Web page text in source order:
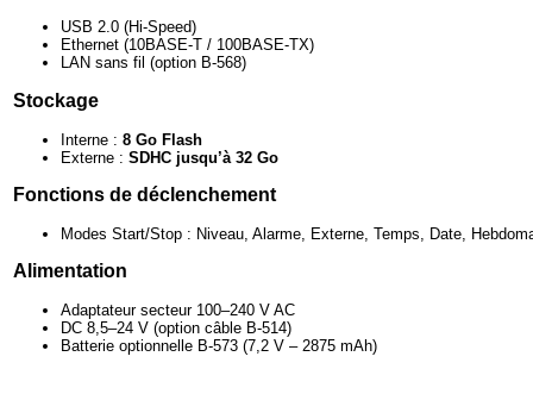
USB 2.0 (Hi-Speed)
Ethernet (10BASE‑T / 100BASE‑TX)
LAN sans fil (option B‑568)
Stockage
Interne : 8 Go Flash
Externe : SDHC jusqu’à 32 Go
Fonctions de déclenchement
Modes Start/Stop : Niveau, Alarme, Externe, Temps, Date,
Alimentation
Adaptateur secteur 100–240 V AC
DC 8,5–24 V (option câble B‑514)
Batterie optionnelle B‑573 (7,2 V – 2875 mAh)